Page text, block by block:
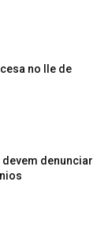
no Ile de
denunciar